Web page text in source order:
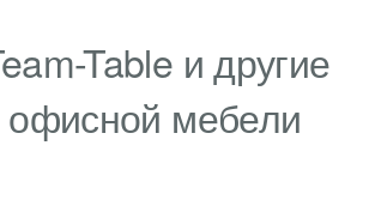
Table и другие
офисной мебели